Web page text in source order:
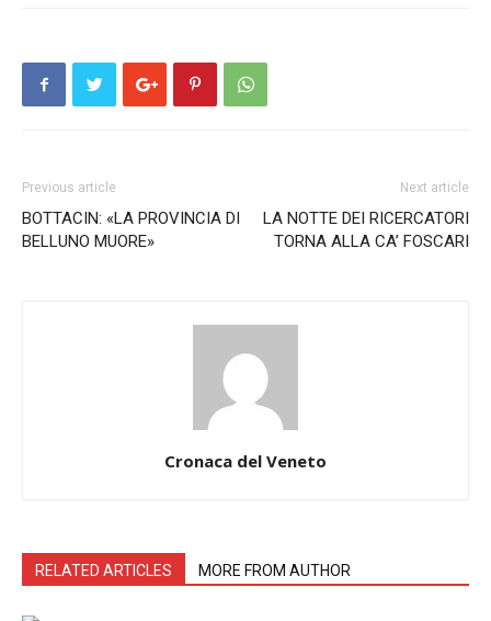
Previous article
BOTTACIN: «LA PROVINCIA DI
BELLUNO MUORE»
Next article
LA NOTTE DEI RICERCATORI
TORNA ALLA CA’ FOSCARI
Cronaca del Veneto
RELATED ARTICLES MORE FROM AUTHOR